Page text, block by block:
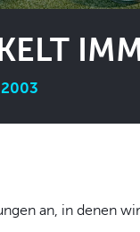
2003
an, in